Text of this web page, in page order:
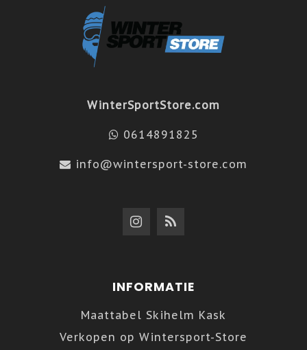
WinterSportStore.com
0614891825
info@wintersport-store.com
INFORMATIE
Maattabel Skihelm Kask
Verkopen op Wintersport-Store